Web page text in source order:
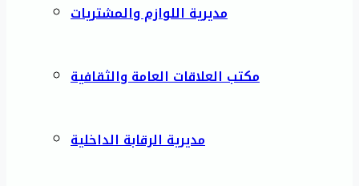
مديرية اللوازم والمشتريات
مكتب العلاقات العامة والثقافية
مديرية الرقابة الداخلية